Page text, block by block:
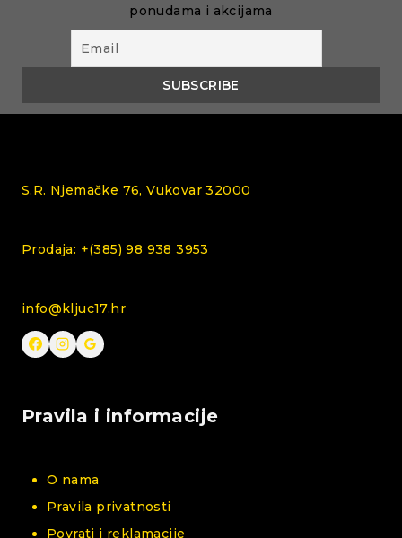
ponudama i akcijama
S.R. Njemačke 76, Vukovar 32000
Prodaja: +(385) 98 938 3953
info@kljuc17.hr
Pravila i informacije
O nama
Pravila privatnosti
Povrati i reklamacije